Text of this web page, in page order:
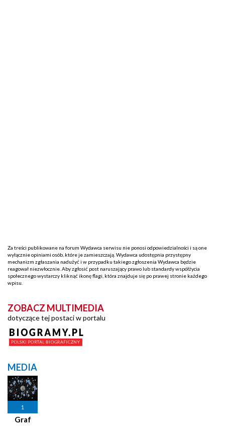
Za treści publikowane na forum Wydawca serwisu nie ponosi odpowiedzialności i są one
wyłącznie opiniami osób, które je zamieszczają. Wydawca udostępnia przystępny
mechanizm zgłaszania nadużyć i w przypadku takiego zgłoszenia Wydawca będzie
reagował niezwłocznie. Aby zgłosić post naruszający prawo lub standardy współżycia
społecznego wystarczy kliknąć ikonę flagi, która znajduje się po prawej stronie każdego
wpisu.
ZOBACZ MULTIMEDIA
dotyczące tej postaci w portalu
MEDIA
1
Graf